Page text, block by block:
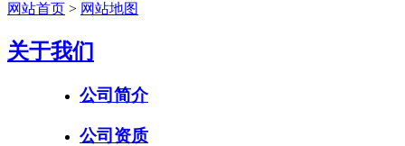
网站首页 > 网站地图
关于我们
公司简介
公司资质